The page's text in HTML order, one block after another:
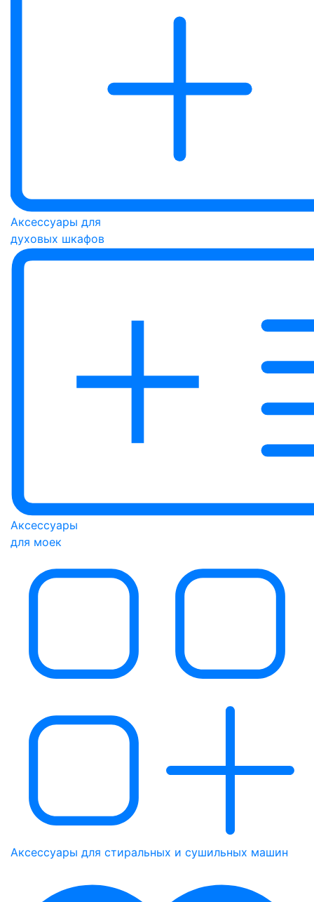
Аксессуары для
духовых шкафов
Аксессуары
для моек
Аксессуары для стиральных и сушильных машин